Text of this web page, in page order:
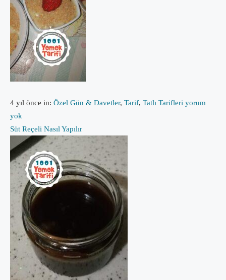
4 yıl önce in: Özel Gün & Davetler, Tarif, Tatlı Tarifleri yorum
yok
Süt Reçeli Nasıl Yapılır